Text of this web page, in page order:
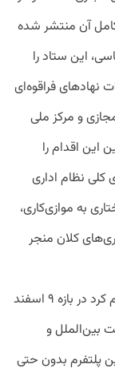
آن منتشر شده
و ۱۷۶ قانون اساسی، این ستاد را
نهادهای فراقوه‌ای
و مرکز ملی
اقدام را
کلی نظام اداری
به موازی‌کاری،
کلان منجر
تترلند در گزارش عملکرد ۸۰ روزه خود اعلام کرد در بازه ۹ اسفند
بین‌الملل و
پلتفرم بدون حتی